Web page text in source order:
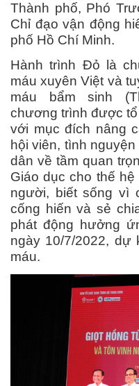
Thành phố, Phó
Chỉ đạo vận động
phố Hồ Chí Minh.
Hành trình Đỏ là
máu xuyên Việt và
máu bẩm sinh
chương trình được
với mục đích nâng
hội viên, tình
dân về tầm quan
Giáo dục cho thế
người, biết sống vì
cống hiến và sẻ
phát động hưởng
ngày 10/7/2022, dự
máu.